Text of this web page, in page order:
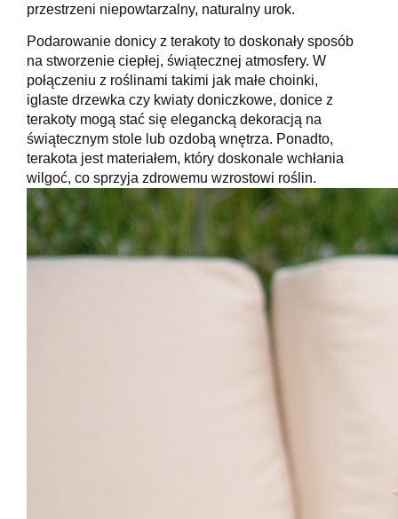
przestrzeni niepowtarzalny, naturalny urok.
Podarowanie donicy z terakoty to doskonały sposób
na stworzenie ciepłej, świątecznej atmosfery. W
połączeniu z roślinami takimi jak małe choinki,
iglaste drzewka czy kwiaty doniczkowe, donice z
terakoty mogą stać się elegancką dekoracją na
świątecznym stole lub ozdobą wnętrza. Ponadto,
terakota jest materiałem, który doskonale wchłania
wilgoć, co sprzyja zdrowemu wzrostowi roślin.